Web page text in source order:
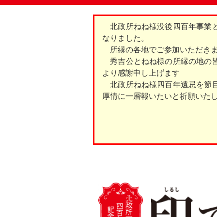
北政所ねね様没後四百年事業
なりました。
所縁の各地でご参加いただき
秀吉公とねね様の所縁の地の
より感謝申し上げます
北政所ねね様四百年遠忌を節
厚情に一層報いたいと祈願いた